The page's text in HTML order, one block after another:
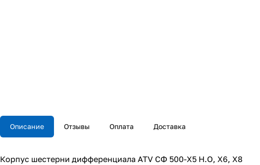
Описание Отзывы Оплата Доставка
Корпус шестерни дифференциала ATV СФ 500-Х5 Н.О, Х6, Х8